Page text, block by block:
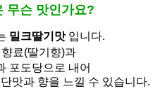
무슨 맛인가요?
밀크딸기맛입니다.
료(딸기향)과
포도당으로 내어
맛과 향을 느낄 수 있습니다.